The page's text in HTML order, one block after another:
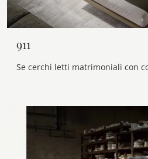
911